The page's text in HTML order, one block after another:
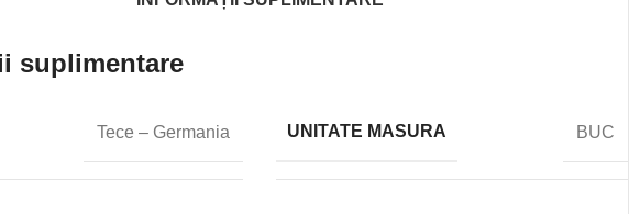
suplimentare
Tece – Germania UNITATE MASURA BUC